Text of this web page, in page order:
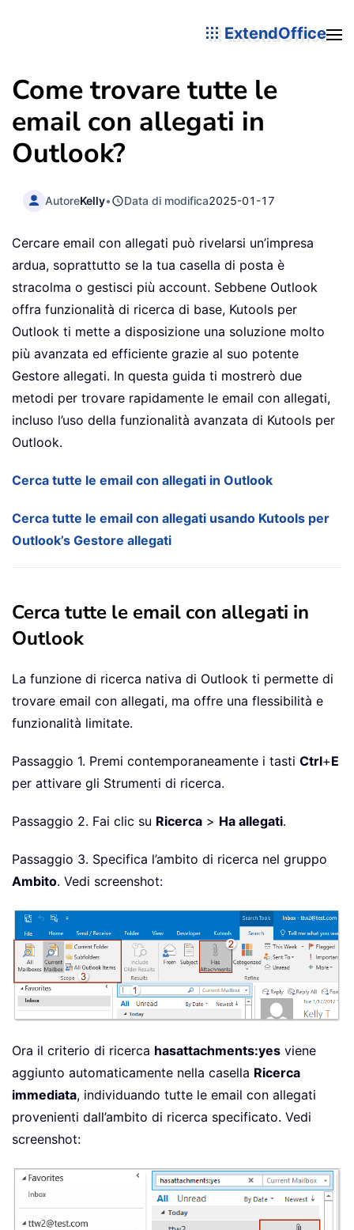
ExtendOffice
Come trovare tutte le
email con allegati in
Outlook?
AutoreKelly• Data di modifica2025-01-17
Cercare email con allegati può rivelarsi un’impresa
ardua, soprattutto se la tua casella di posta è
stracolma o gestisci più account. Sebbene Outlook
offra funzionalità di ricerca di base, Kutools per
Outlook ti mette a disposizione una soluzione molto
più avanzata ed efficiente grazie al suo potente
Gestore allegati. In questa guida ti mostrerò due
metodi per trovare rapidamente le email con allegati,
incluso l’uso della funzionalità avanzata di Kutools per
Outlook.
Cerca tutte le email con allegati in Outlook
Cerca tutte le email con allegati usando Kutools per
Outlook’s Gestore allegati
Cerca tutte le email con allegati in
Outlook
La funzione di ricerca nativa di Outlook ti permette di
trovare email con allegati, ma offre una flessibilità e
funzionalità limitate.
Passaggio 1. Premi contemporaneamente i tasti Ctrl+E
per attivare gli Strumenti di ricerca.
Passaggio 2. Fai clic su Ricerca > Ha allegati.
Passaggio 3. Specifica l’ambito di ricerca nel gruppo
Ambito. Vedi screenshot:
Ora il criterio di ricerca hasattachments:yes viene
aggiunto automaticamente nella casella Ricerca
immediata, individuando tutte le email con allegati
provenienti dall’ambito di ricerca specificato. Vedi
screenshot: